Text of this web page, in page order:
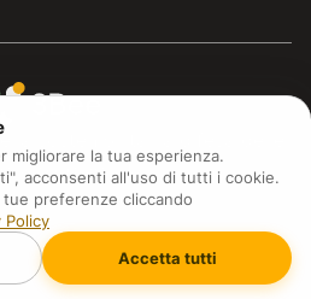
sostenibilità, la difesa delle
biodiversità
14, 20159, Milano (MI)
IT09711590969
Oranienburger Straße 23, 10178
number: 256594
migliorare la tua esperienza.
acconsenti all'uso di tutti i cookie.
preferenze cliccando
Policy
Accetta tutti